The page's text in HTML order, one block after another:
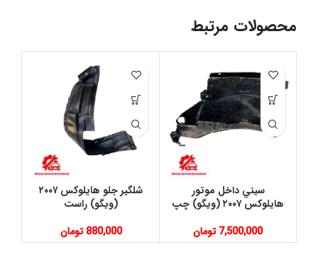
محصولات مرتبط
سيني داخل موتور
هايلوكس ٢٠٠٧ (ويگو) چپ
7,500,000 تومان
شلگير جلو هايلوكس ٢٠٠٧
(ويگو) راست
880,000 تومان